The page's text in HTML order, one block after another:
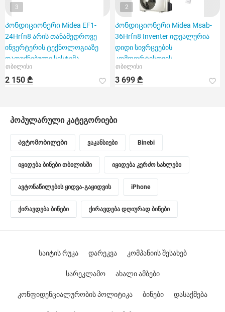
3
Კონდიციონერი Midea EF1-
24Hrfn8 არის თანამედროვე
ინვერტერის ტექნოლოგიაზე
დაფუძნებული სისტემა
თბილისი
2 150 ₾
2
Კონდიციონერი Midea Msab-
36Hrfn8 Inventer იდეალურია
დიდი სივრცეების
კომფორტისთვის
თბილისი
3 699 ₾
პოპულარული კატეგორიები
Ავტომობილები ვაკანსიები Binebi
იყიდება ბინები თბილისში იყიდება კერძო სახლები
ავტონაწილების ყიდვა-გაყიდვის iPhone
ქირავდება ბინები ქირავდება დღიურად ბინები
საიტის რუკა დარეკვა კომპანიის შესახებ
სარეკლამო ახალი ამბები
კონფიდენციალურობის პოლიტიკა ბინები დასაქმება